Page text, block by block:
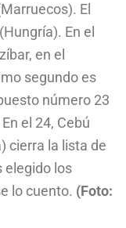
El
En el
en el
segundo es
número 23
el 24, Cebú
cierra la lista de
elegido los
lo cuento. (Foto: